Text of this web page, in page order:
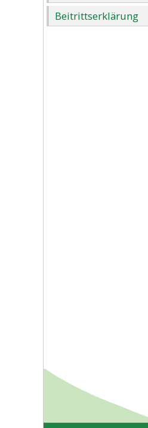
Beitrittserklärung